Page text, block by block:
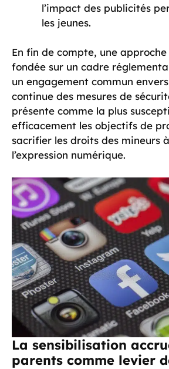
l’impact des publicités
les jeunes.
En fin de compte, une
fondée sur un cadre
un engagement commun
continue des mesures de
présente comme la plus
efficacement les objectifs de
sacrifier les droits des mineurs
l’expression numérique.
La sensibilisation
parents comme levier